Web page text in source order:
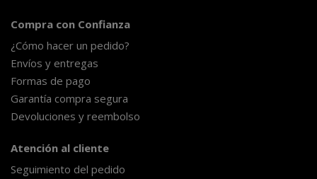
Compra con Confianza
¿Cómo hacer un pedido?
Envíos y entregas
Formas de pago
Garantía compra segura
Devoluciones y reembolso
Atención al cliente
Seguimiento del pedido